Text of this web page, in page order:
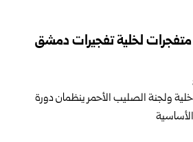
لخلية تفجيرات دمشق